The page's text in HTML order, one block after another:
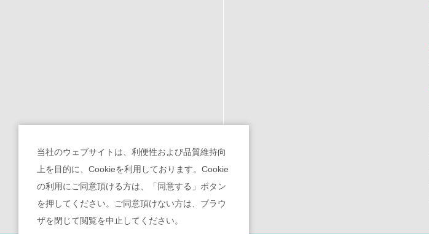
当社のウェブサイトは、利便性および品質維持向
上を目的に、Cookieを利用しております。Cookie
の利用にご同意頂ける方は、「同意する」ボタン
を押してください。ご同意頂けない方は、ブラウ
ザを閉じて閲覧を中止してください。